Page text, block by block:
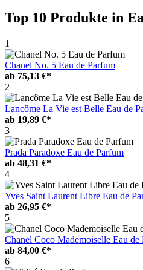
Top 10 Produkte in
1
Chanel No. 5 Eau de Parfum
ab 75,13 €*
2
Lancôme La Vie est Belle Eau de
ab 19,89 €*
3
Prada Paradoxe Eau de Parfum
ab 48,31 €*
4
Yves Saint Laurent Libre Eau de
ab 26,95 €*
5
Chanel Coco Mademoiselle Eau de
ab 84,00 €*
6